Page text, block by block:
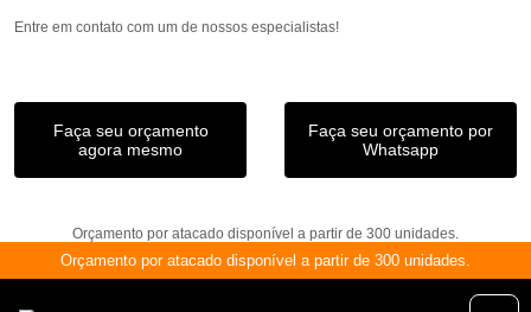
Entre em contato com um de nossos especialistas!
Faça seu orçamento
agora mesmo
Faça seu orçamento por
Whatsapp
Orçamento por atacado disponível a partir de 300 unidades.
Orçamento por atacado disponível a partir de 300 unidades.